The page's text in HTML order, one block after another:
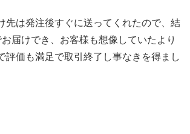
先は発注後すぐに送ってくれたので、結
届けでき、お客様も想像していたより
評価も満足で取引終了し事なきを得まし